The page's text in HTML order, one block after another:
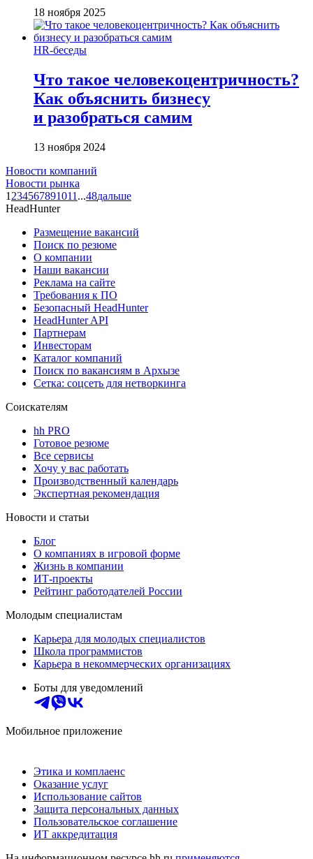
18 ноября 2025
HR-беседы
Что такое человеко­центричность?
Как объяснить бизнесу
и разобраться самим
13 ноября 2024
Новости компаний
Новости рынка
1 234567891011 ...48дальше
HeadHunter
Размещение вакансий
Поиск по резюме
О компании
Наши вакансии
Реклама на сайте
Требования к ПО
Безопасный HeadHunter
HeadHunter API
Партнерам
Инвесторам
Каталог компаний
Поиск по вакансиям в Архызе
Сетка: соцсеть для нетворкинга
Соискателям
hh PRO
Готовое резюме
Все сервисы
Хочу у вас работать
Производственный календарь
Экспертная рекомендация
Новости и статьи
Блог
О компаниях в игровой форме
Жизнь в компании
ИТ-проекты
Рейтинг работодателей России
Молодым специалистам
Карьера для молодых специалистов
Школа программистов
Карьера в некоммерческих организациях
Боты для уведомлений
Мобильное приложение
Этика и комплаенс
Оказание услуг
Использование сайтов
Защита персональных данных
Пользовательское соглашение
ИТ аккредитация